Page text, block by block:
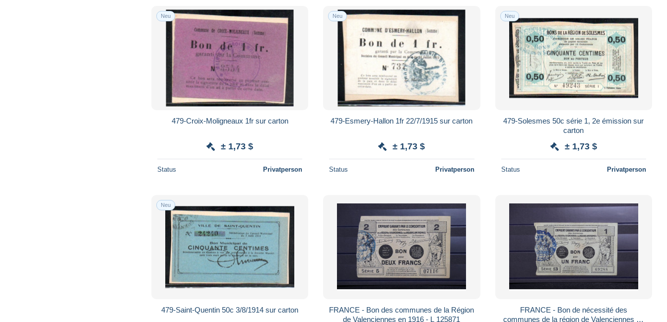
Neu
479-Croix-Moligneaux 1fr sur carton
± 1,73 $
Status Privatperson
Neu
479-Esmery-Hallon 1fr 22/7/1915 sur carton
± 1,73 $
Status Privatperson
Neu
479-Solesmes 50c série 1, 2e émission sur
carton
± 1,73 $
Status Privatperson
Neu
479-Saint-Quentin 50c 3/8/1914 sur carton
FRANCE - Bon des communes de la Région
de Valenciennes en 1916 - L 125871
FRANCE - Bon de nécessité des
communes de la région de Valenciennes en